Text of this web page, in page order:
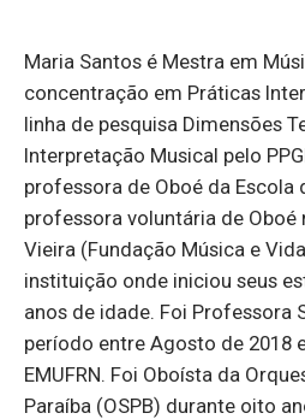
Maria Santos é Mestra em
concentração em Práticas
linha de pesquisa Dimensões
Interpretação Musical pelo
professora de Oboé da Escola
professora voluntária de Oboé
Vieira (Fundação Música e
instituição onde iniciou seus
anos de idade. Foi Professora
período entre Agosto de 2018
EMUFRN. Foi Oboísta da
Paraíba (OSPB) durante oito